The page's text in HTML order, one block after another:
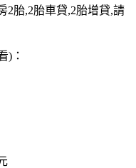
2胎,2胎車貸,2胎增貸,請
)：